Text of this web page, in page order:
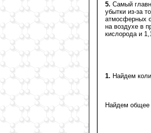
5. Самый
убытки из-за
атмосферных
на воздухе в
кислорода и
1. Найдем
Найдем общее